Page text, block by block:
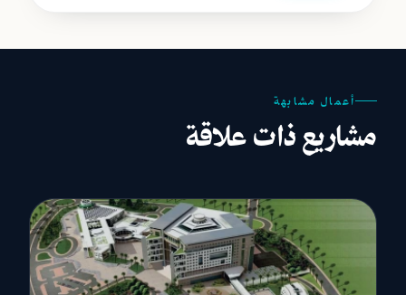
أعمال مشابهة
مشاريع ذات علاقة